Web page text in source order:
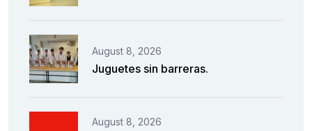
August 8, 2026
Juguetes sin barreras.
August 8, 2026